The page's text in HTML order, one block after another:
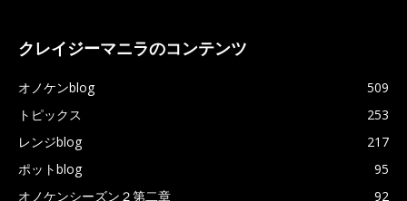
クレイジーマニラのコンテンツ
オノケンblog
509
トピックス
253
レンジblog
217
ポットblog
95
オノケンシーズン２第二章
92